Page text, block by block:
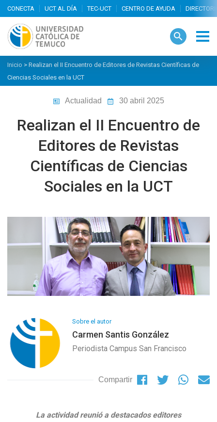
search
Inicio > Realizan el II Encuentro de Editores de Revistas Científicas de
Ciencias Sociales en la UCT
Actualidad 30 abril 2025
Realizan el II Encuentro de
Editores de Revistas
Científicas de Ciencias
Sociales en la UCT
Sobre el autor
Carmen Santis González
Periodista Campus San Francisco
Compartir
La actividad reunió a destacados editores